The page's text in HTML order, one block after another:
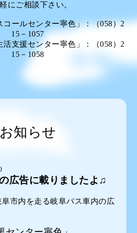
にご相談下さい。
コールセンター寧色」：（058）2
15－1057
活支援センター寧色」：（058）2
15－1058
お知らせ
広告に載りましたよ♫
市内を走る岐阜バス車内の広